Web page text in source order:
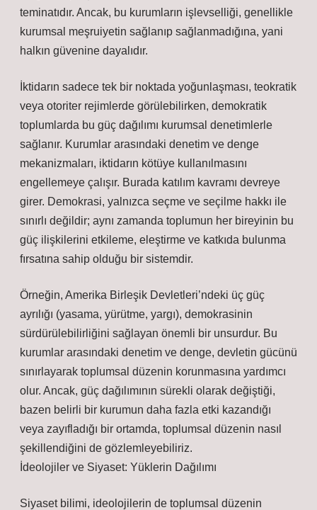
teminatıdır. Ancak, bu kurumların işlevselliği, genellikle
kurumsal meşruiyetin sağlanıp sağlanmadığına, yani
halkın güvenine dayalıdır.
İktidarın sadece tek bir noktada yoğunlaşması, teokratik
veya otoriter rejimlerde görülebilirken, demokratik
toplumlarda bu güç dağılımı kurumsal denetimlerle
sağlanır. Kurumlar arasındaki denetim ve denge
mekanizmaları, iktidarın kötüye kullanılmasını
engellemeye çalışır. Burada katılım kavramı devreye
girer. Demokrasi, yalnızca seçme ve seçilme hakkı ile
sınırlı değildir; aynı zamanda toplumun her bireyinin bu
güç ilişkilerini etkileme, eleştirme ve katkıda bulunma
fırsatına sahip olduğu bir sistemdir.
Örneğin, Amerika Birleşik Devletleri’ndeki üç güç
ayrılığı (yasama, yürütme, yargı), demokrasinin
sürdürülebilirliğini sağlayan önemli bir unsurdur. Bu
kurumlar arasındaki denetim ve denge, devletin gücünü
sınırlayarak toplumsal düzenin korunmasına yardımcı
olur. Ancak, güç dağılımının sürekli olarak değiştiği,
bazen belirli bir kurumun daha fazla etki kazandığı
veya zayıfladığı bir ortamda, toplumsal düzenin nasıl
şekillendiğini de gözlemleyebiliriz.
İdeolojiler ve Siyaset: Yüklerin Dağılımı
Siyaset bilimi, ideolojilerin de toplumsal düzenin